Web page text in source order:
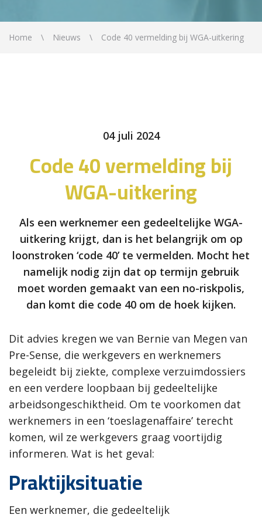
Home Nieuws Code 40 vermelding bij WGA-uitkering
04 juli 2024
Code 40 vermelding bij
WGA-uitkering
Als een werknemer een gedeeltelijke WGA-
uitkering krijgt, dan is het belangrijk om op
loonstroken ‘code 40’ te vermelden. Mocht het
namelijk nodig zijn dat op termijn gebruik
moet worden gemaakt van een no-riskpolis,
dan komt die code 40 om de hoek kijken.
Dit advies kregen we van Bernie van Megen van
Pre-Sense, die werkgevers en werknemers
begeleidt bij ziekte, complexe verzuimdossiers
en een verdere loopbaan bij gedeeltelijke
arbeidsongeschiktheid. Om te voorkomen dat
werknemers in een ‘toeslagenaffaire’ terecht
komen, wil ze werkgevers graag voortijdig
informeren. Wat is het geval:
Praktijksituatie
Een werknemer, die gedeeltelijk